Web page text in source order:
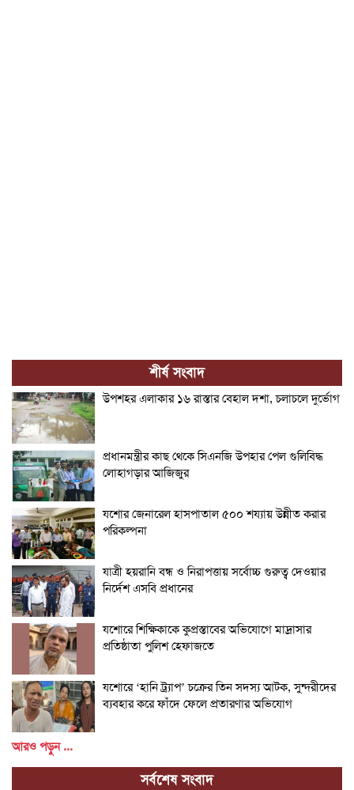
শীর্ষ সংবাদ
উপশহর এলাকার ১৬ রাস্তার বেহাল দশা, চলাচলে দুর্ভোগ
প্রধানমন্ত্রীর কাছ থেকে সিএনজি উপহার পেল গুলিবিদ্ধ
লোহাগড়ার আজিজুর
যশোর জেনারেল হাসপাতাল ৫০০ শয্যায় উন্নীত করার
পরিকল্পনা
যাত্রী হয়রানি বন্ধ ও নিরাপত্তায় সর্বোচ্চ গুরুত্ব দেওয়ার
নির্দেশ এসবি প্রধানের
যশোরে শিক্ষিকাকে কুপ্রস্তাবের অভিযোগে মাদ্রাসার
প্রতিষ্ঠাতা পুলিশ হেফাজতে
যশোরে ‘হানি ট্র্যাপ’ চক্রের তিন সদস্য আটক, সুন্দরীদের
ব্যবহার করে ফাঁদে ফেলে প্রতারণার অভিযোগ
আরও পড়ুন ...
সর্বশেষ সংবাদ